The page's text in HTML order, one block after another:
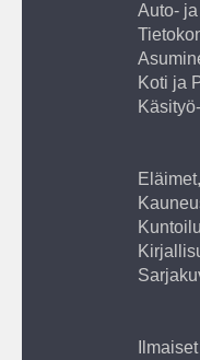
Auto-
Koti ja